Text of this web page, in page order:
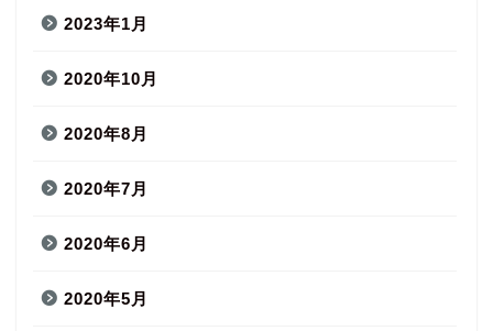
2023年1月
2020年10月
2020年8月
2020年7月
2020年6月
2020年5月